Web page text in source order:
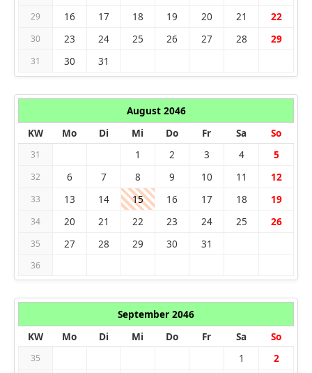
29 16 17 18 19 20 21 22
30 23 24 25 26 27 28 29
31 30 31
August 2046
KW
Mo Di Mi Do Fr Sa So
31 1 2 3 4 5
32 6 7 8 9 10 11 12
33 13 14 15 16 17 18 19
34 20 21 22 23 24 25 26
35 27 28 29 30 31
36
September 2046
KW
Mo Di Mi Do Fr Sa So
35 1 2